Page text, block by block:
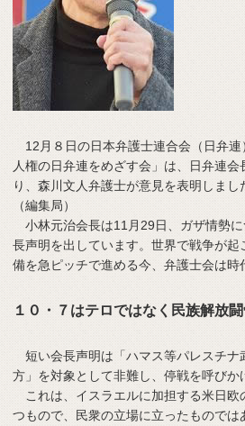
12月８日の日本弁護士連合会（日弁連
人権の日弁連をめざす会」は、日弁連
り、森川文人弁護士が意見を表明しまし
（編集局）
小林元治会長は11月29日、ガザ情勢
長声明を出しています。世界で戦争が
備を急ピッチで進める今、弁護士会は時
１０・７はテロではなく民族解放
短い会長声明は「ハマス等パレスチナ
方」を対象として非難し、停戦を呼びか
これは、イスラエルに加担する米日欧
つもので、民衆の立場に立ったもので